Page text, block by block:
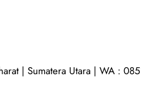
| Sumatera Utara | WA :